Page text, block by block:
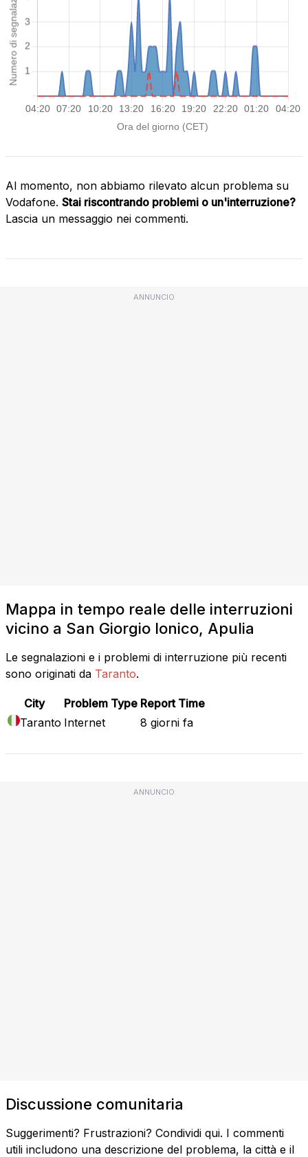
Al momento, non abbiamo rilevato alcun problema su
Vodafone. Stai riscontrando problemi o un'interruzione?
Lascia un messaggio nei commenti.
ANNUNCIO
Mappa in tempo reale delle interruzioni
vicino a San Giorgio Ionico, Apulia
Le segnalazioni e i problemi di interruzione più recenti
sono originati da Taranto.
City Problem Type Report Time
Taranto Internet 8 giorni fa
ANNUNCIO
Discussione comunitaria
Suggerimenti? Frustrazioni? Condividi qui. I commenti
utili includono una descrizione del problema, la città e il